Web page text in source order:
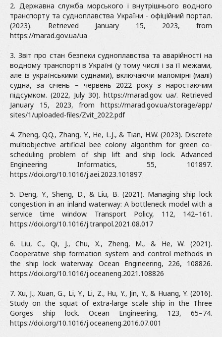
2. Державна служба морського і внутрішнього водного
транспорту та судноплавства України - офіційний портал.
(2023). Retrieved January 15, 2023, from
https://marad.gov.ua/ua
3. Звіт про стан безпеки судноплавства та аварійності на
водному транспорті в Україні (у тому числі і за її межами,
але із українськими суднами), включаючи маломірні (малі)
судна, за січень – червень 2022 року з наростаючим
підсумком. (2022, July 30). https://marad.gov. ua/. Retrieved
January 15, 2023, from https://marad.gov.ua/storage/app/
sites/1/uploaded-files/Zvit_2022.pdf
4. Zheng, Q.Q., Zhang, Y., He, L.J., & Tian, H.W. (2023). Discrete
multiobjective artificial bee colony algorithm for green co-
scheduling problem of ship lift and ship lock. Advanced
Engineering Informatics, 55, 101897.
https://doi.org/10.1016/j.aei.2023.101897
5. Deng, Y., Sheng, D., & Liu, B. (2021). Managing ship lock
congestion in an inland waterway: A bottleneck model with a
service time window. Transport Policy, 112, 142–161.
https://doi.org/10.1016/j.tranpol.2021.08.017
6. Liu, C., Qi, J., Chu, X., Zheng, M., & He, W. (2021).
Cooperative ship formation system and control methods in
the ship lock waterway. Ocean Engineering, 226, 108826.
https://doi.org/10.1016/j.oceaneng.2021.108826
7. Xu, J., Xuan, G., Li, Y., Li, Z., Hu, Y., Jin, Y., & Huang, Y. (2016).
Study on the squat of extra-large scale ship in the Three
Gorges ship lock. Ocean Engineering, 123, 65–74.
https://doi.org/10.1016/j.oceaneng.2016.07.001